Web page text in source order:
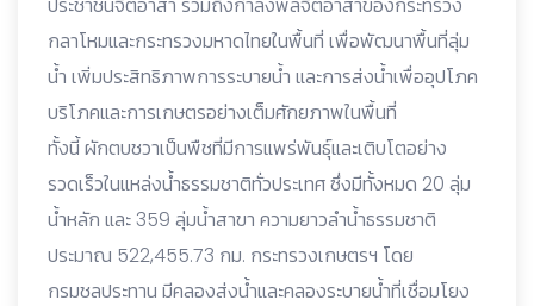
กลาโหมและกระทรวงมหาดไทยในพื้นที่ เพื่อพัฒนาพื้นที่ลุ่ม
น้ำ เพิ่มประสิทธิภาพการระบายน้ำ และการส่งน้ำเพื่ออุปโภค
บริโภคและการเกษตรอย่างเต็มศักยภาพในพื้นที่
ทั้งนี้ ผักตบชวาเป็นพืชที่มีการแพร่พันธุ์และเติบโตอย่าง
รวดเร็วในแหล่งน้ำธรรมชาติทั่วประเทศ ซึ่งมีทั้งหมด 20 ลุ่ม
น้ำหลัก และ 359 ลุ่มน้ำสาขา ความยาวลำน้ำธรรมชาติ
ประมาณ 522,455.73 กม. กระทรวงเกษตรฯ โดย
กรมชลประทาน มีคลองส่งน้ำและคลองระบายน้ำที่เชื่อมโยง